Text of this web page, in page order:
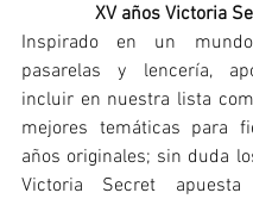
XV años Victoria
Inspirado en un
pasarelas y lencería,
incluir en nuestra lista
mejores temáticas para
años originales; sin duda
Victoria Secret